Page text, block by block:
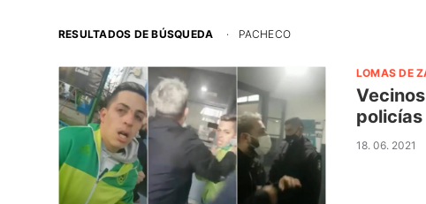
RESULTADOS DE BÚSQUEDA · PACHECO
LOMAS DE
policías
18. 06. 2021